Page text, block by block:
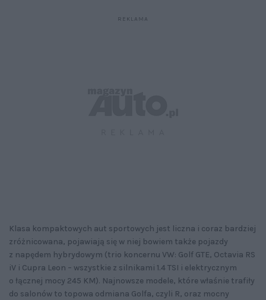
Klasa kompaktowych aut sportowych jest liczna i coraz bardziej
zróżnicowana, pojawiają się w niej bowiem także pojazdy
z napędem hybrydowym (trio koncernu VW: Golf GTE, Octavia RS
iV i Cupra Leon – wszystkie z silnikami 1.4 TSI i elektrycznym
o łącznej mocy 245 KM). Najnowsze modele, które właśnie trafiły
do salonów to topowa odmiana Golfa, czyli R, oraz mocny